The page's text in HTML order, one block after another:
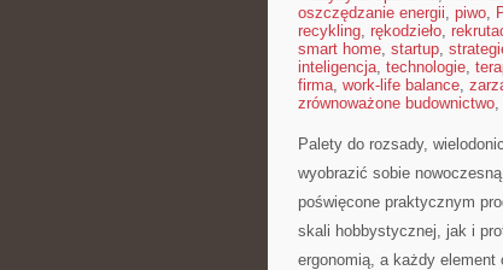
oszczędzanie energii, piwo,
recykling, rękodzieło,
smart home, startup,
inteligencja, technologie,
firma, work-life balance,
zrównoważone budownictwo,
Palety do rozsady,
wyobrazić sobie
poświęcone praktycznym
skali hobbystycznej, jak i
ergonomią, a każdy element